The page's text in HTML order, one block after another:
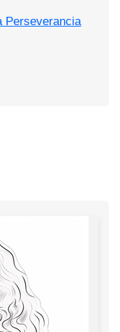
Perseverancia